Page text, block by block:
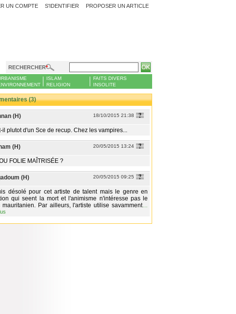
PROPOSER UN ARTICLE
UN COMPTE S'IDENTIFIER
RECHERCHER
ISLAM
RELIGION
FAITS DIVERS
INSOLITE
(3)
(H) 18/10/2015 21:38
il plutot d'un Sce de recup. Chez les vampires...
(H) 20/05/2015 13:24
FOLIE MAÎTRISÉE ?
(H) 20/05/2015 09:25
désolé pour cet artiste de talent mais le genre en
qui seent la mort et l'animisme n'intéresse pas le
mauritanien. Par ailleurs, l'artiste utilise savamment…